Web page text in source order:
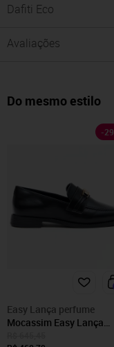
Dafiti Eco
Avaliações
Do mesmo estilo
-29
Easy Lança perfume
Mocassim Easy Lança